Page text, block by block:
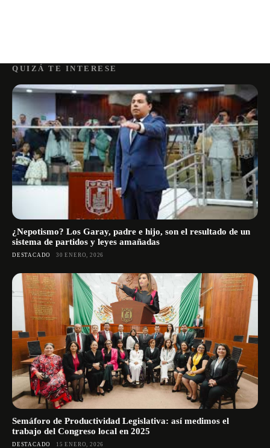
QUIZÁ TE INTERESE
¿Nepotismo? Los Garay, padre e hijo, son el resultado de un
sistema de partidos y leyes amañadas
DESTACADO 30 ENERO, 2026
Semáforo de Productividad Legislativa: así medimos el
trabajo del Congreso local en 2025
DESTACADO 15 ENERO, 2026